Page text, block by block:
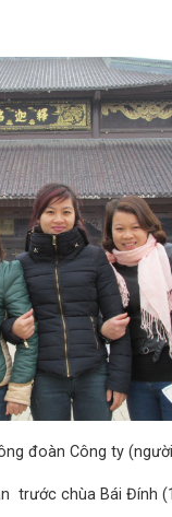
đoàn Công ty
trước chùa Bái Đính